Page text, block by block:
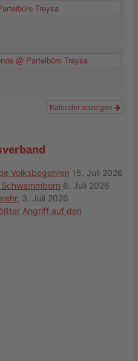
Treysa
@ Parteibüro Treysa
Kalender anzeigen
Volksbegehren 15. Juli 2026
6. Juli 2026
3. Juli 2026
Angriff auf den